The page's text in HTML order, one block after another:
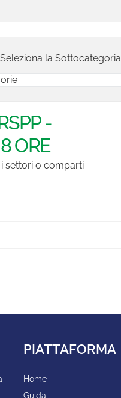
Seleziona la Sottocategoria
-
ORE
i settori o comparti
PIATTAFORMA
Home
Guida